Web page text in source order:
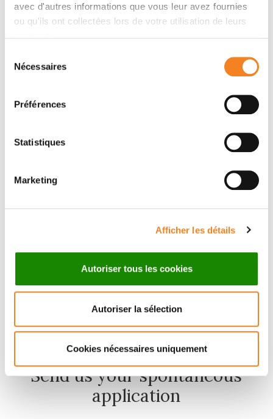
avec d'autres informations que vous leur avez fournies
ou qu'ils ont collectées lors de votre utilisation de leurs
Nécessaires
Préférences
Statistiques
Marketing
Afficher les détails
Autoriser tous les cookies
Autoriser la sélection
Cookies nécessaires uniquement
Temporary contract Paris
Engineer in organoid development (F/M)
Search
Temporary contract Paris
Research Engineer Position in Pediatric
Send us your spontaneous
application